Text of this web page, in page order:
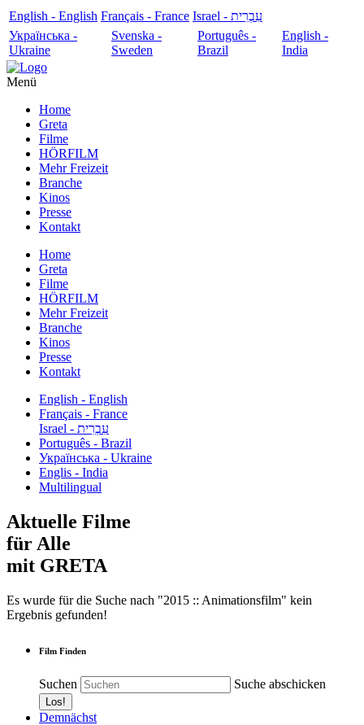
English - English Français - France
עִבְרִית - Israel
Українська -
Ukraine
Svenska -
Sweden
Português -
Brazil
English -
India
Menü
Home
Greta
Filme
HÖRFILM
Mehr Freizeit
Branche
Kinos
Presse
Kontakt
Home
Greta
Filme
HÖRFILM
Mehr Freizeit
Branche
Kinos
Presse
Kontakt
English - English
Français - France
עִבְרִית - Israel
Português - Brazil
Українська - Ukraine
Englis - India
Multilingual
Aktuelle Filme
für Alle
mit GRETA
Es wurde für die Suche nach "2015 :: Animationsfilm" kein
Ergebnis gefunden!
Film Finden
Suchen Suche abschicken
Demnächst